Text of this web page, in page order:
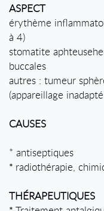
ASPECT
érythème
à 4)
stomatite
buccales
autres : tumeur
(appareillage
CAUSES
* antiseptiques
* radiothérapie,
THÉRAPEUTIQUES